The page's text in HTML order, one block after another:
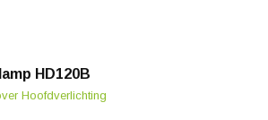
HD120B
Hoofdverlichting